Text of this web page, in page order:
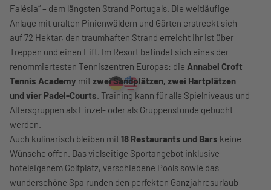
Falésia“ – dem längsten Strand Portugals. Die weitläufige
Anlage mit uralten Pinienwäldern und Gärten erstreckt sich
auf 72 Hektar, den traumhaften Strand erreicht ihr ist über
Treppen und einen Lift. Im Resort befindet sich eines der
renommiertesten Tenniszentren Europas: die Annabel Croft
Tennis Academy mitzwei Sandplätzen, zwei Hartplätzen
und vier Padel-Courts. Training kann für alle Spielniveaus und
Altersgruppen als Einzel- oder als Gruppenstunde gebucht
werden.
Auch kulinarisch bleiben mit18 Restaurants und Bars keine
Wünsche offen. Das vielseitige Sportangebot inklusive
hoteleigenem Golfplatz, verschiedene Pools sowie das
wunderschöne Spa runden den perfekten Ganzjahresurlaub